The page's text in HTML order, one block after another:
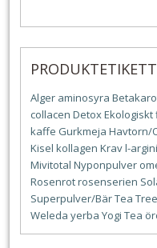
Alger aminosyra
collacen DetoxEkologiskt
kaffe Gurkmeja Havtorn/
Kisel kollagen Kravl-
Mivitotal Nyponpulver
Rosenrotrosenserien
Superpulver/BärTea
Weleda yerba Yogi Tea